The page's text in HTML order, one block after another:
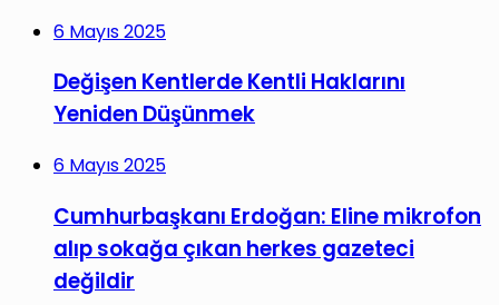
6 Mayıs 2025
Değişen Kentlerde Kentli Haklarını
Yeniden Düşünmek
6 Mayıs 2025
Cumhurbaşkanı Erdoğan: Eline mikrofon
alıp sokağa çıkan herkes gazeteci
değildir